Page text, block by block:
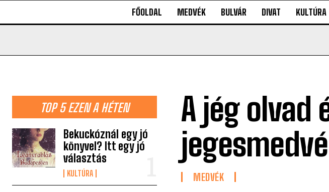
FŐOLDAL MEDVÉK BULVÁR DIVAT KULTÚRA
TOP 5 EZEN A HÉTEN
Bekuckóznál egy jó
könyvel? Itt egy jó
választás
KULTÚRA
A jég olvad
MEDVÉK